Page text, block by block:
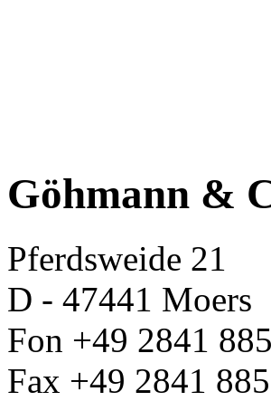
Göhmann &
Pferdsweide 21
D - 47441 Moers
Fon +49 2841
Fax +49 2841